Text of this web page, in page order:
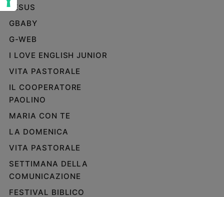
Cinema,
Tv
streaming
Libri
Famiglia
educazione
Genitori
e
Scuola
JESUS
GBABY
G-WEB
I LOVE ENGLISH JUNIOR
VITA PASTORALE
IL COOPERATORE
PAOLINO
MARIA CON TE
LA DOMENICA
VITA PASTORALE
SETTIMANA DELLA
COMUNICAZIONE
FESTIVAL BIBLICO